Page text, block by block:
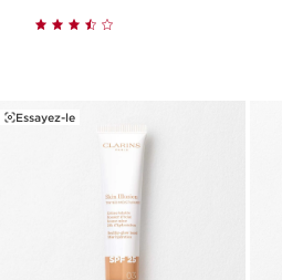
Essayez-le